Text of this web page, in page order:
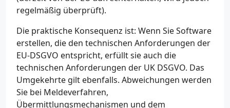
regelmäßig überprüft).
Die praktische Konsequenz ist: Wenn Sie Software
erstellen, die den technischen Anforderungen der
EU-DSGVO entspricht, erfüllt sie auch die
technischen Anforderungen der UK DSGVO. Das
Umgekehrte gilt ebenfalls. Abweichungen werden
Sie bei Meldeverfahren,
Übermittlungsmechanismen und dem